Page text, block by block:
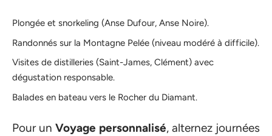
Plongée et snorkeling (Anse Dufour, Anse Noire).
Randonnés sur la Montagne Pelée (niveau modéré à difficile).
Visites de distilleries (Saint-James, Clément) avec
dégustation responsable.
Balades en bateau vers le Rocher du Diamant.
Pour un Voyage personnalisé, alternez journées